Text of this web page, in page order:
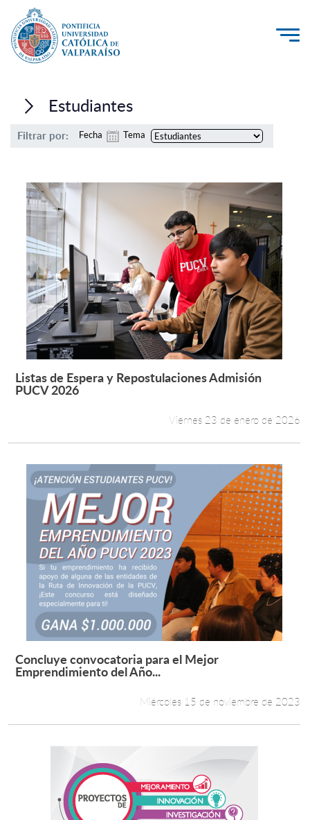
Investigación, Creación e Innovación
PUCV Internacional
Admisión
Pregrado
Postgrado
Formación Continua
Estudiantes
Académicos
English
Estudiantes
Filtrar por: Fecha Tema
Leer más +
Listas de Espera y Repostulaciones Admisión
PUCV 2026
Viernes 23 de enero de 2026
Leer más +
Concluye convocatoria para el Mejor
Emprendimiento del Año...
Miércoles 15 de noviembre de 2023